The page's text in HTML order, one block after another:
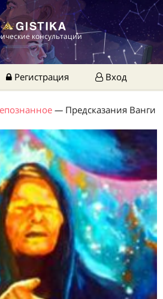
консультации
Регистрация Вход
— Предсказания Ванги